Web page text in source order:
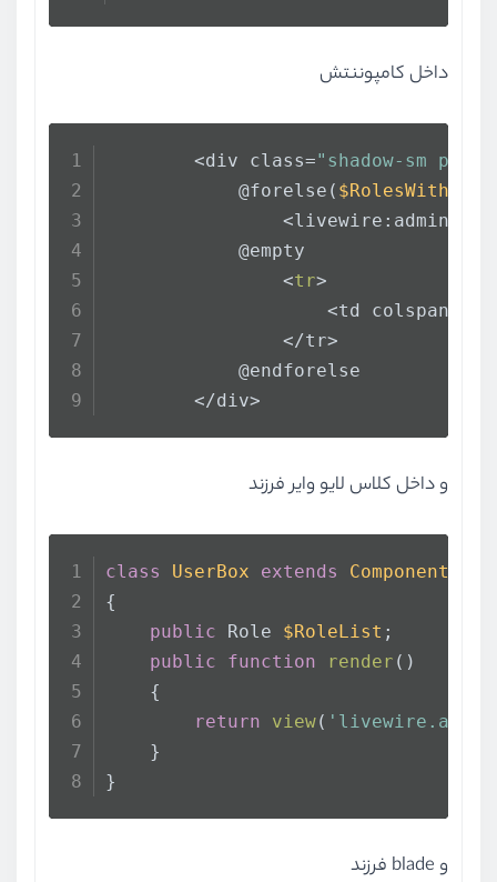
داخل کامپوننتش
        <div class=
"shadow-sm p-3
            @forelse(
            @empty
                <
tr>
                    <td colspan=
                </tr>
            @endforelse
        </div>
و داخل کلاس لایو وایر فرزند
class UserBox extends
Component
{
public Role $RoleList ;
public
function render ( )
    {
return
view(
    }
}
و blade فرزند